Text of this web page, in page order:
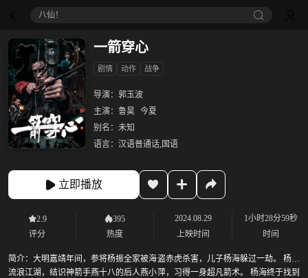
八仙！
一箭穿心
剧情 动作 战争
导演： 郭玉波
主演： 鲁昊 今夏
别名： 未知
语言： 汉语普通话,国语
立即播放
2.9
评分
395
热度
2024.08.29
上映时间
1小时28分59秒
时间
简介：大明嘉靖年间，参将杨振全家被海盗赤虎杀害，儿子杨海躲过一劫。 杨海
流浪江湖，结识神箭手燕十八的后人燕小萍，习得一身超凡箭术。 杨海终于找到